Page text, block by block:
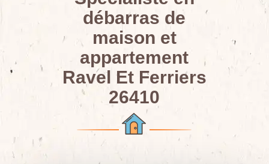
débarras de
maison et
appartement
Ravel Et Ferriers
26410